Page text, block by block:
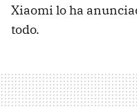
Xiaomi lo ha
todo.